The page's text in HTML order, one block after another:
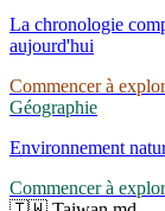
systèmes
lancement du
de « favoritisme
La chronologie
aujourd'hui
Commencer à
Géographie
Environnement
Commencer à